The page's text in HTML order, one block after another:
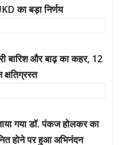
का बड़ा निर्णय
बारिश और बाढ़ का कहर, 12
गया डॉ. पंकज होलकर का
होने पर हुआ अभिनंदन